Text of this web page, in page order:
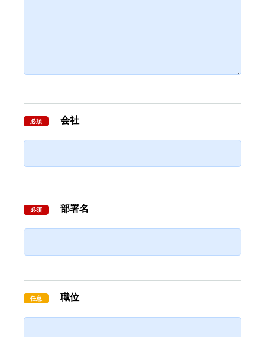
必須 会社
必須 部署名
任意 職位